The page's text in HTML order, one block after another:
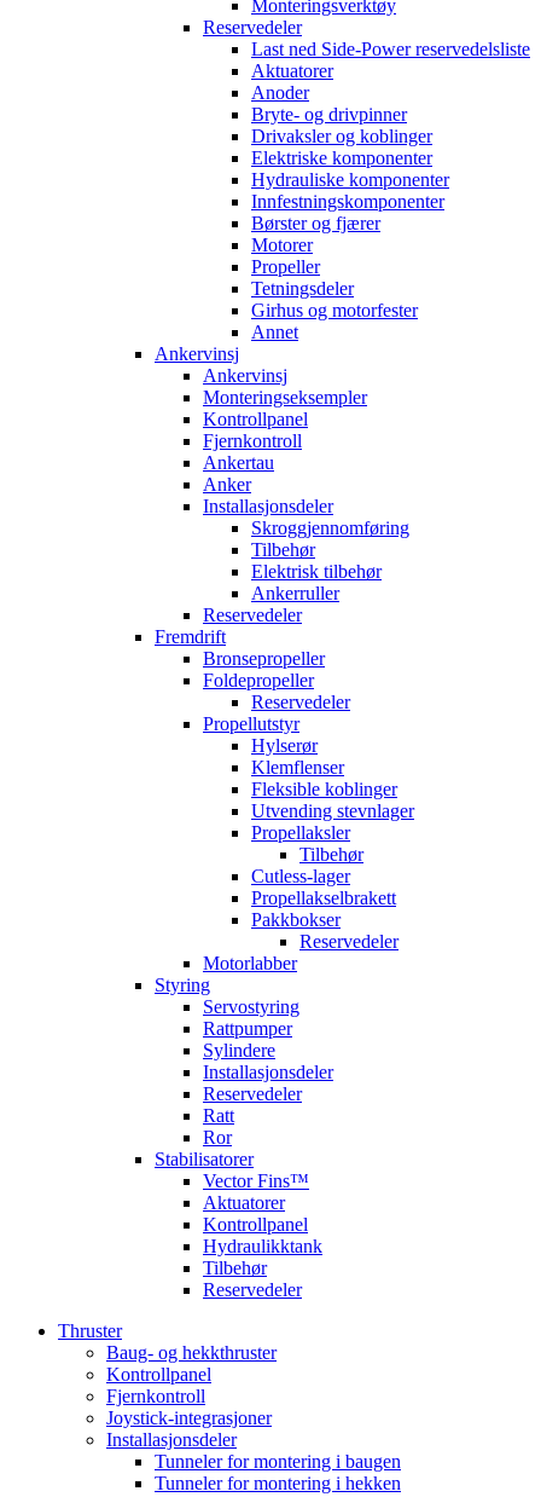
Monteringsverktøy
Reservedeler
Last ned Side-Power reservedelsliste
Aktuatorer
Anoder
Bryte- og drivpinner
Drivaksler og koblinger
Elektriske komponenter
Hydrauliske komponenter
Innfestningskomponenter
Børster og fjærer
Motorer
Propeller
Tetningsdeler
Girhus og motorfester
Annet
Ankervinsj
Ankervinsj
Monteringseksempler
Kontrollpanel
Fjernkontroll
Ankertau
Anker
Installasjonsdeler
Skroggjennomføring
Tilbehør
Elektrisk tilbehør
Ankerruller
Reservedeler
Fremdrift
Bronsepropeller
Foldepropeller
Reservedeler
Propellutstyr
Hylserør
Klemflenser
Fleksible koblinger
Utvending stevnlager
Propellaksler
Tilbehør
Cutless-lager
Propellakselbrakett
Pakkbokser
Reservedeler
Motorlabber
Styring
Servostyring
Rattpumper
Sylindere
Installasjonsdeler
Reservedeler
Ratt
Ror
Stabilisatorer
Vector Fins™
Aktuatorer
Kontrollpanel
Hydraulikktank
Tilbehør
Reservedeler
Thruster
Baug- og hekkthruster
Kontrollpanel
Fjernkontroll
Joystick-integrasjoner
Installasjonsdeler
Tunneler for montering i baugen
Tunneler for montering i hekken